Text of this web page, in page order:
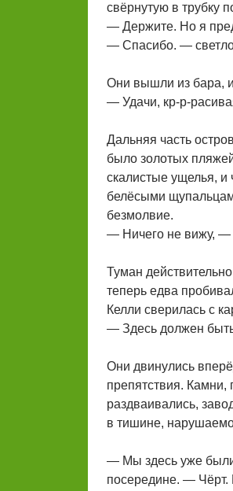
свёрнутую в трубку
— Держите. Но я
— Спасибо. —
Они вышли из бара,
— Удачи, кр-р-
Дальняя часть
было золотых
скалистые ущелья,
белёсыми
безмолвие.
— Ничего не вижу, —
Туман
теперь едва
Келли сверилась с
— Здесь должен
Они двинулись
препятствия. Камни,
раздваивались,
в тишине,
— Мы здесь уже
посередине. —